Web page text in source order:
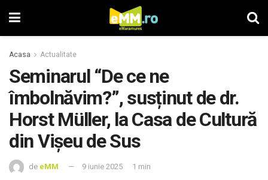
Acasa Actualitate
Seminarul “De ce ne
îmbolnăvim?”, susținut de dr.
Horst Müller, la Casa de Cultură
din Vișeu de Sus
de eMM 9 iunie 2025 1 min